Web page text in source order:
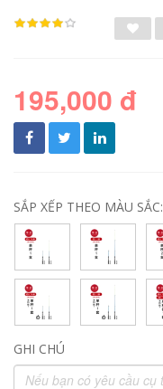
195,000 đ
SẮP XẾP THEO MÀU SẮC:
GHI CHÚ